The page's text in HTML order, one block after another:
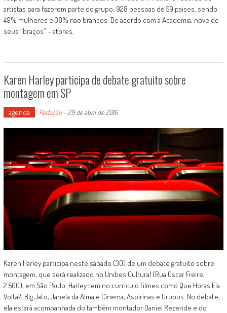
artistas para fazerem parte do grupo: 928 pessoas de 59 países, sendo
49% mulheres e 38% não brancos. De acordo com a Academia, nove de
seus “braços” – atores,
Karen Harley participa de debate gratuito sobre
montagem em SP
agenda Redação-29 de abril de 2016
Karen Harley participa neste sábado (30) de um debate gratuito sobre
montagem, que será realizado no Unibes Cultural (Rua Oscar Freire,
2.500), em São Paulo. Harley tem no currículo filmes como Que Horas Ela
Volta?, Big Jato, Janela da Alma e Cinema, Aspirinas e Urubus. No debate,
ela estará acompanhada do também montador Daniel Rezende e do